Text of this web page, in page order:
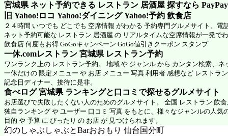
宮城県 ネット予約できる レストラン 居酒屋 探すなら
旧 Yahoo!ロコ Yahoo!ダイニング Yahoo!予約 飲食店
２４時間 いつでも どこでも 空席情報 がわかる 予約専門グルメサイト。電
ネット予約可能な レストラン 居酒屋 の リアルタイムな空席情報が一発で
飲食店 何度もお得 GoGoキャンペーン GoGo値引きクーポン スタンプ
一休.comレストラン 宮城県 レストラン予約
ワンランク上の レストラン予約。 地域 や ジャンル から カンタン検索、ネ
一休だけの 限定メニュー や お店 メニュー 写真 利用者 感想など レストラ
記念日ディナー、接待に是非。
食べログ 宮城県 ランキングと口コミで探せるグルメサイト
お店選びで失敗したくない人のためのグルメサイト。 全国 レストラン 飲
独自ランキング や ユーザー 口コミ 写真 をもとに、様々なジャンルの人気
目的 や 予算 に ぴったり の お店 が 見つけられます。
幻のしゃぶしゃぶとBarおおもり 仙台国分町